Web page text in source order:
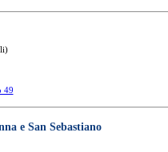
49
e San Sebastiano